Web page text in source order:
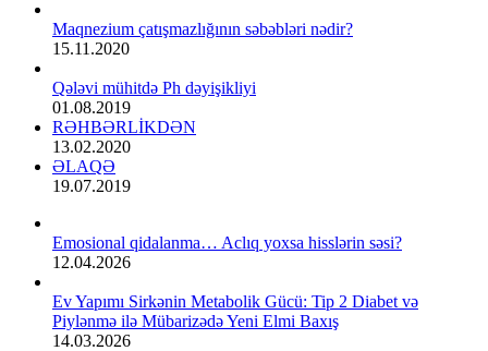
Maqnezium çatışmazlığının səbəbləri nədir?
15.11.2020
Qələvi mühitdə Ph dəyişikliyi
01.08.2019
RƏHBƏRLİKDƏN
13.02.2020
ƏLAQƏ
19.07.2019
Emosional qidalanma… Aclıq yoxsa hisslərin səsi?
12.04.2026
Ev Yapımı Sirkənin Metabolik Gücü: Tip 2 Diabet və
Piylənmə ilə Mübarizədə Yeni Elmi Baxış
14.03.2026